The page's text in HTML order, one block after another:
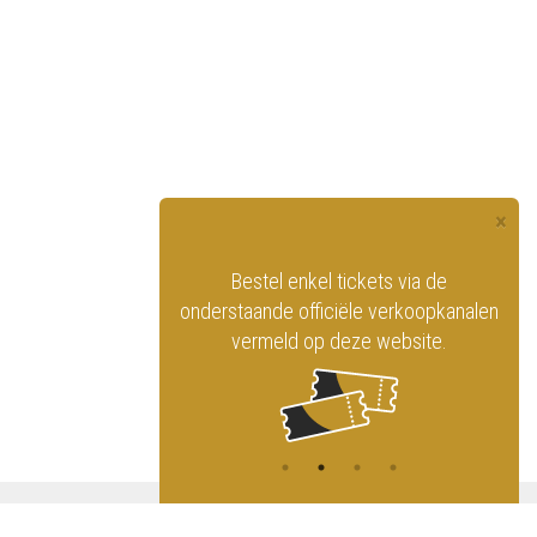
×
Bestel enkel tickets via de
onderstaande officiële verkoopkanalen
vermeld op deze website.